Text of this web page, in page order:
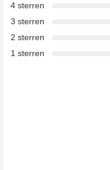
4 sterren
3 sterren
2 sterren
1 sterren